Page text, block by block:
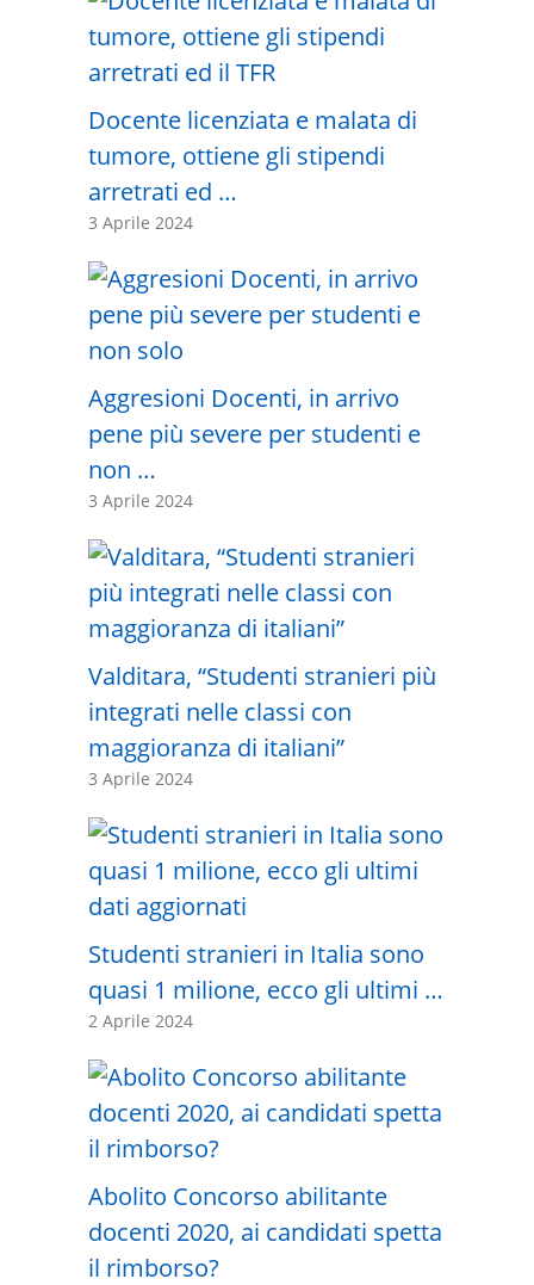
Docente licenziata e malata di
tumore, ottiene gli stipendi
arretrati ed …
3 Aprile 2024
Aggresioni Docenti, in arrivo
pene più severe per studenti e
non …
3 Aprile 2024
Valditara, “Studenti stranieri più
integrati nelle classi con
maggioranza di italiani”
3 Aprile 2024
Studenti stranieri in Italia sono
quasi 1 milione, ecco gli ultimi …
2 Aprile 2024
Abolito Concorso abilitante
docenti 2020, ai candidati spetta
il rimborso?